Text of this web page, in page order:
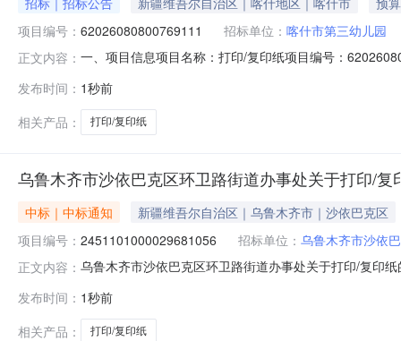
项目编号： 62026080800769111 招标单位： 喀什市第三幼儿园
正文内容： 一、项目信息项目名称：打印/复印纸项目编号：
量控制金额(元)意向品牌打印/复印纸核心参数要求:商品
发布时间： 1秒前
相关产品：
打印/复印纸
乌鲁木齐市沙依巴克区环卫路街道办事处关于打印/
中标｜中标通知
新疆维吾尔自治区｜乌鲁木齐市｜沙依巴克区
项目编号： 2451101000029681056 招标单位： 乌鲁木齐市沙依
正文内容： 乌鲁木齐市沙依巴克区环卫路街道办事处关于打印/复印
购计划金额（元）:项目所在行政区划编码:650103项目
发布时间： 1秒前
相关产品：
打印/复印纸